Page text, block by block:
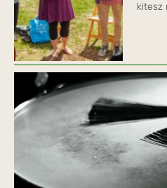
kitesz